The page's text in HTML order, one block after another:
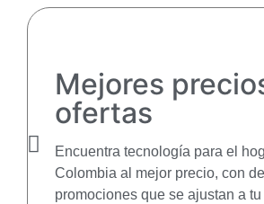
Mejores
ofertas
Encuentra tecnología para el
Colombia al mejor precio, con
promociones que se ajustan a